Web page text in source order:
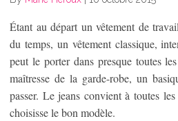
Étant au départ un vêtement de
du temps, un vêtement classique,
peut le porter dans presque toutes
maîtresse de la garde-robe, un
passer. Le jeans convient à toutes
choisisse le bon modèle.